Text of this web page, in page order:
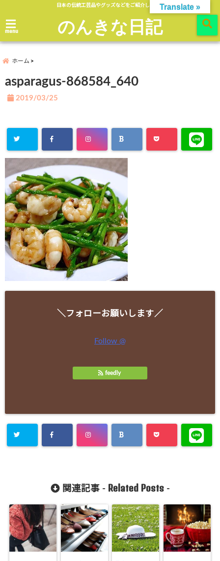
日本の伝統工芸品やグッズなどをご紹介します。
menu のんきな日記
ホーム
asparagus-868584_640
2019/03/25
＼フォローお願いします／
Follow @
feedly
関連記事 - Related Posts-
Translate »